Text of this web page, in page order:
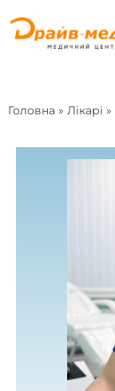
Головна » Лікарі »